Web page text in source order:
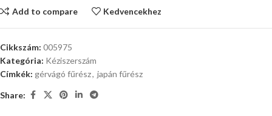
Add to compare Kedvencekhez
Cikkszám: 005975
Kategória: Kéziszerszám
Címkék: gérvágó fűrész, japán fűrész
Share: